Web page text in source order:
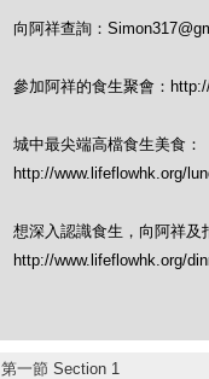
向阿祥查詢：
參加阿祥的食生聚會：
城中最尖端高檔食生美食：
http://www.lifeflowhk.org/
想深入認識食生，向阿祥及
http://www.lifeflowhk.org/
第一節 Section 1